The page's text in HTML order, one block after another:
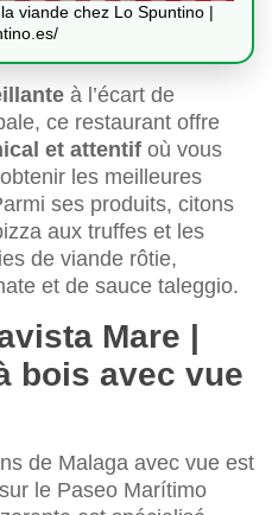
viande chez Lo Spuntino |
à l’écart de
ce restaurant offre
et attentif où vous
les meilleures
ses produits, citons
aux truffes et les
de viande rôtie,
et de sauce taleggio.
Mare |
bois avec vue
de Malaga avec vue est
le Paseo Marítimo